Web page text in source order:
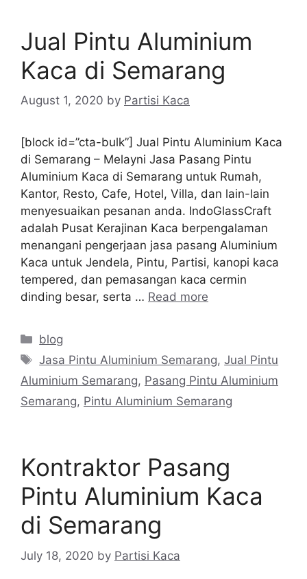
Jual Pintu Aluminium
Kaca di Semarang
August 1, 2020 by Partisi Kaca
[block id=”cta-bulk”] Jual Pintu Aluminium Kaca
di Semarang – Melayni Jasa Pasang Pintu
Aluminium Kaca di Semarang untuk Rumah,
Kantor, Resto, Cafe, Hotel, Villa, dan lain-lain
menyesuaikan pesanan anda. IndoGlassCraft
adalah Pusat Kerajinan Kaca berpengalaman
menangani pengerjaan jasa pasang Aluminium
Kaca untuk Jendela, Pintu, Partisi, kanopi kaca
tempered, dan pemasangan kaca cermin
dinding besar, serta … Read more
Categories
blog
Tags
Jasa Pintu Aluminium Semarang,Jual Pintu
Aluminium Semarang, Pasang Pintu Aluminium
Semarang, Pintu Aluminium Semarang
Kontraktor Pasang
Pintu Aluminium Kaca
di Semarang
July 18, 2020 by Partisi Kaca